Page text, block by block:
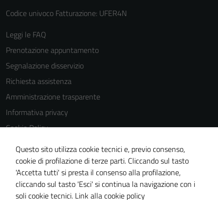
Codice univoco Fatturazione: UFER4N
Leggi le FAQ
Prenotazione appuntamento
Segnalazione disservizio
Richiesta assistenza
Amministrazione trasparente
Informativa privacy
Cookie Policy
Note legali
Dichiarazione di accessibilità
Obiettivi di accessibilità
Piano di miglioramento del sito
Questo sito utilizza cookie tecnici e, previo consenso,
cookie di profilazione di terze parti. Cliccando sul tasto
'Accetta tutti' si presta il consenso alla profilazione,
cliccando sul tasto 'Esci' si continua la navigazione con i
soli cookie tecnici. Link alla cookie policy
essere
Questi cookie
non raccolgono
informazioni
personali.